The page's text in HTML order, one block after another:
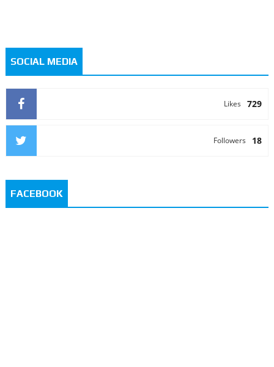
SOCIAL MEDIA
729
Likes
18
Followers
FACEBOOK